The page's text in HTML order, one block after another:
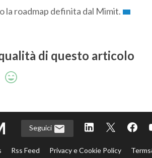
la roadmap definita dal Mimit.
di questo articolo
Seguici
Rss Feed Privacy e Cookie Policy